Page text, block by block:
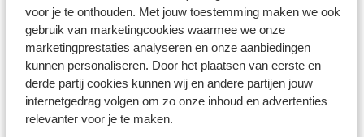
voor je te onthouden. Met jouw toestemming maken we ook
gebruik van marketingcookies waarmee we onze
marketingprestaties analyseren en onze aanbiedingen
kunnen personaliseren. Door het plaatsen van eerste en
derde partij cookies kunnen wij en andere partijen jouw
internetgedrag volgen om zo onze inhoud en advertenties
relevanter voor je te maken.
op vertoon van skipas of guest card)
Skilift: 1 km
Winkels: 500 m
Restaurant: 500 m
Rustig gelegen
Aan een licht hellende weg